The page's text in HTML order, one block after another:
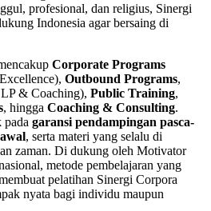
profesional, dan religius, Sinergi
Indonesia agar bersaing di
Corporate Programs
Outbound Programs,
& Coaching), Public Training,
, hingga Coaching & Consulting.
pada garansi pendampingan pasca-
, serta materi yang selalu di
zaman. Di dukung oleh Motivator
metode pembelajaran yang
pelatihan Sinergi Corpora
nyata bagi individu maupun